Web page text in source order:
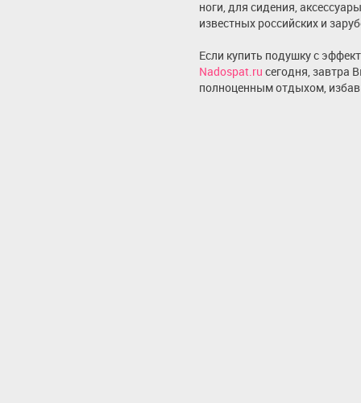
ноги, для сидения,
известных российских и
Если купить подушку с
Nadospat.ru сегодня, завтра
полноценным отдыхом,